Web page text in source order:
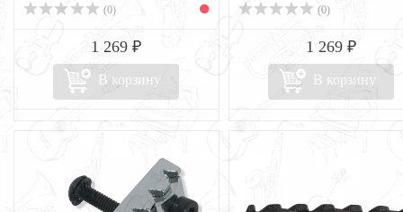
(0)
1 269 ₽
В корзину
(0)
1 269 ₽
В корзину